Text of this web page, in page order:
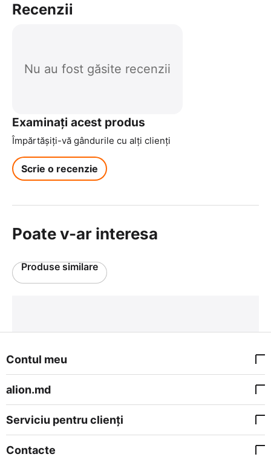
Recenzii
Nu au fost găsite recenzii
Examinați acest produs
Împărtășiți-vă gândurile cu alți clienți
Scrie o recenzie
Poate v-ar interesa
Produse similare
Contul meu
alion.md
Serviciu pentru clienți
Contacte